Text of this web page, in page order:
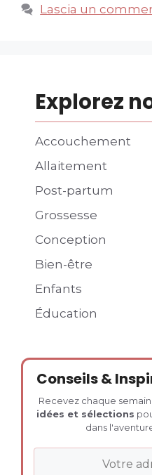
Lascia un
Explorez
Accouchement
Allaitement
Post-partum
Grossesse
Conception
Bien-être
Enfants
Éducation
Conseils &
Recevez chaque
idées et sélections
dans